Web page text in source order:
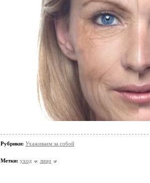
Рубрики: Ухаживаем за собой
Метки: уход лицо